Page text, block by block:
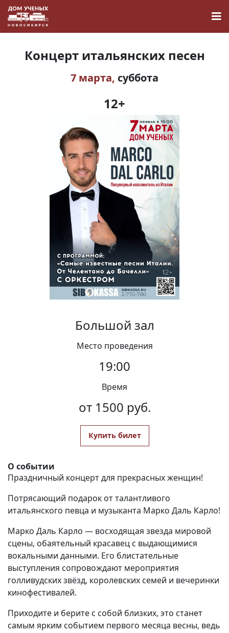
Наука
О Доме учёных
Виртуальный тур
Контакты
Вакансии
Концерт итальянских песен
7 марта, суббота
12+
Большой зал
Место проведения
19:00
Время
от 1500 руб.
Купить билет
О событии
Праздничный концерт для прекрасных женщин!
Потрясающий подарок от талантливого
итальянского певца и музыканта Марко Даль Карло!
Марко Даль Карло — восходящая звезда мировой
сцены, обаятельный красавец с выдающимися
вокальными данными. Его блистательные
выступления сопровождают мероприятия
голливудских звёзд, королевских семей и вечеринки
кинофестивалей.
Приходите и берите с собой близких, это станет
самым ярким событием первого месяца весны, ведь